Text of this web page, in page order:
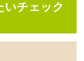
いチェック